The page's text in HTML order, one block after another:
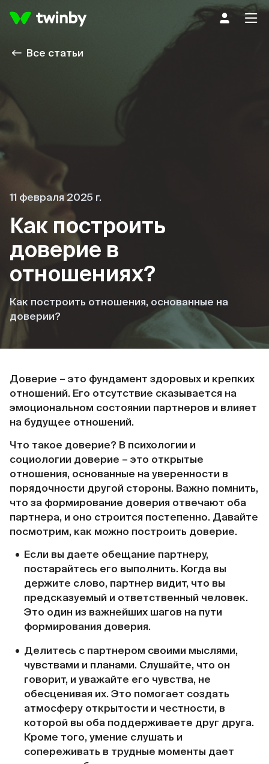
Все статьи
11 февраля 2025 г.
Как построить
доверие в
отношениях?
Как построить отношения, основанные на
доверии?
Доверие – это фундамент здоровых и крепких
отношений. Его отсутствие сказывается на
эмоциональном состоянии партнеров и влияет
на будущее отношений.
Что такое доверие? В психологии и
социологии доверие – это открытые
отношения, основанные на уверенности в
порядочности другой стороны. Важно помнить,
что за формирование доверия отвечают оба
партнера, и оно строится постепенно. Давайте
посмотрим, как можно построить доверие.
Если вы даете обещание партнеру,
постарайтесь его выполнить. Когда вы
держите слово, партнер видит, что вы
предсказуемый и ответственный человек.
Это один из важнейших шагов на пути
формирования доверия.
Делитесь с партнером своими мыслями,
чувствами и планами. Слушайте, что он
говорит, и уважайте его чувства, не
обесценивая их. Это помогает создать
атмосферу открытости и честности, в
которой вы оба поддерживаете друг друга.
Кроме того, умение слушать и
сопереживать в трудные моменты дает